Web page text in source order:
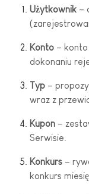
Użytkownik –
Konto –
dokonaniu
Typ –
wraz z
Kupon –
Serwisie.
Konkurs –
konkurs